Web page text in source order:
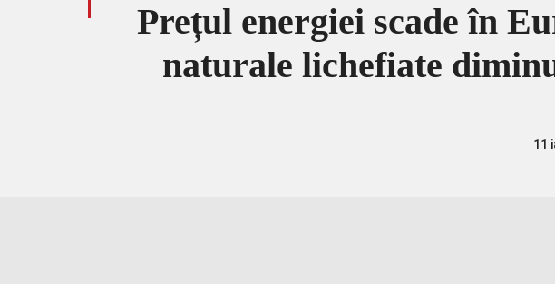
Prețul energiei scade în
naturale lichefiate
11